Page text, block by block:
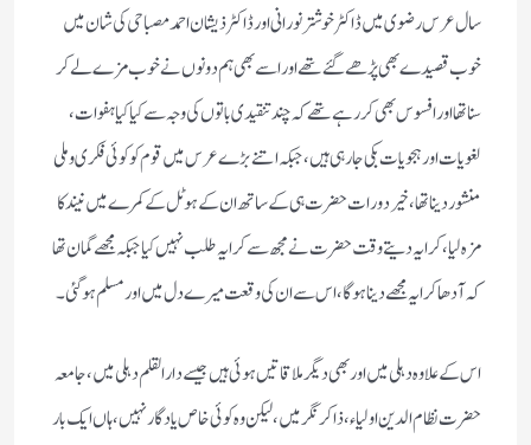
سال عرس رضوی میں ڈاکٹر خوشتر نورانی اور ڈاکٹر ذیشان احمد مصباحی کی شان میں
خوب قصیدے بھی پڑھے گئے تھے اور اسے بھی ہم دونوں نے خوب مزے لے کر
سنا تھا اور افسوس بھی کر رہے تھے کہ چند تنقیدی باتوں کی وجہ سے کیا کیا ہفوات،
لغویات اور ہجویات بکی جا رہی ہیں، جبکہ اتنے بڑے عرس میں قوم کو کوئی فکری و ملی
منشور دینا تھا، خیر دو رات حضرت ہی کے ساتھ ان کے ہوٹل کے کمرے میں نیند کا
مزہ لیا، کرایہ دیتے وقت حضرت نے مجھ سے کرایہ طلب نہیں کیا جبکہ مجھے گمان تھا
کہ آدھا کرایہ مجھے دینا ہوگا، اس سے ان کی وقعت میرے دل میں اور مسلم ہوگئی۔
اس کے علاوہ دہلی میں اور بھی دیگر ملاقاتیں ہوئی ہیں جیسے دار القلم دہلی میں، جامعہ
حضرت نظام الدین اولیاء، ذاکر نگر میں، لیکن وہ کوئی خاص یادگار نہیں، ہاں ایک بار